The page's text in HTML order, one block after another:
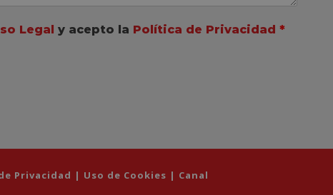
Legal y acepto la Política de Privacidad *
Privacidad | Uso de Cookies | Canal